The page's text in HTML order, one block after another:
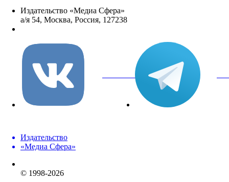
Издательство «Медиа Сфера»
а/я 54, Москва, Россия, 127238
вКонтакте
Издательство
«Медиа Сфера»
© 1998-2026